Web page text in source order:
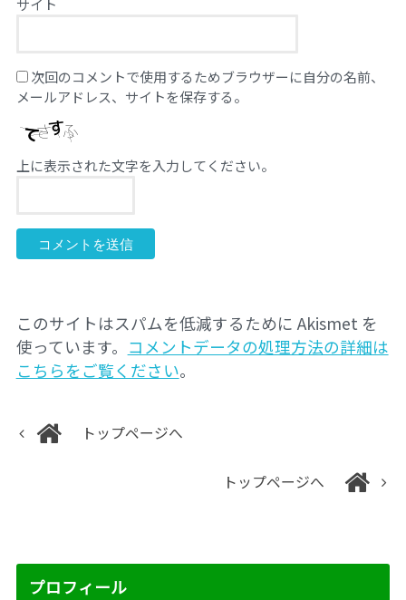
サイト
次回のコメントで使用するためブラウザーに自分の名前、
メールアドレス、サイトを保存する。
上に表示された文字を入力してください。
このサイトはスパムを低減するために Akismet を
使っています。 コメントデータの処理方法の詳細は
こちらをご覧ください。
トップページへ
トップページへ
プロフィール